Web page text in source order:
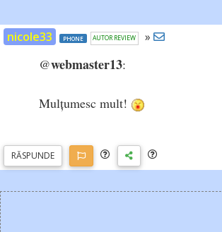
nicole33 PHONE AUTOR REVIEW »
@webmaster13:
Mulțumesc mult!
RĂSPUNDE